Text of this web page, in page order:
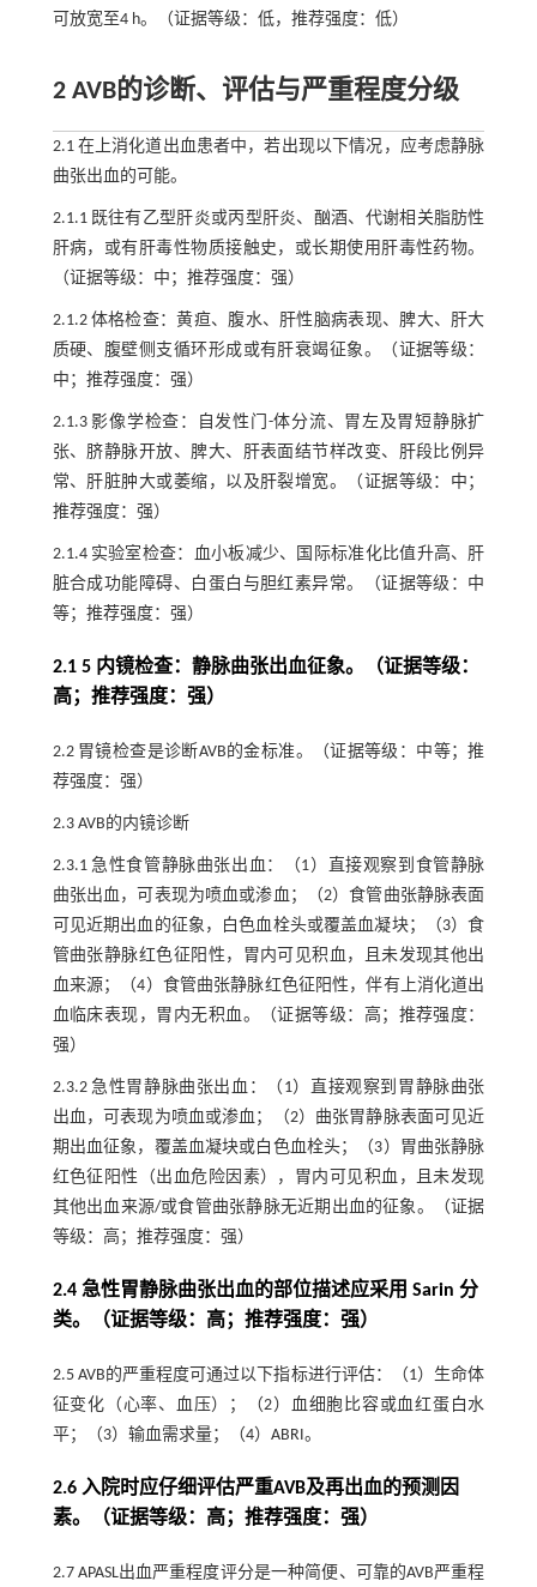
可放宽至4 h。（证据等级：低，推荐强度：低）
2 AVB的诊断、评估与严重程度分级
2.1 在上消化道出血患者中，若出现以下情况，应考虑静脉
曲张出血的可能。
2.1.1 既往有乙型肝炎或丙型肝炎、酗酒、代谢相关脂肪性
肝病，或有肝毒性物质接触史，或长期使用肝毒性药物。
（证据等级：中；推荐强度：强）
2.1.2 体格检查：黄疸、腹水、肝性脑病表现、脾大、肝大
质硬、腹壁侧支循环形成或有肝衰竭征象。（证据等级：
中；推荐强度：强）
2.1.3 影像学检查：自发性门-体分流、胃左及胃短静脉扩
张、脐静脉开放、脾大、肝表面结节样改变、肝段比例异
常、肝脏肿大或萎缩，以及肝裂增宽。（证据等级：中；
推荐强度：强）
2.1.4 实验室检查：血小板减少、国际标准化比值升高、肝
脏合成功能障碍、白蛋白与胆红素异常。（证据等级：中
等；推荐强度：强）
2.1 5 内镜检查：静脉曲张出血征象。（证据等级：
高；推荐强度：强）
2.2 胃镜检查是诊断AVB的金标准。（证据等级：中等；推
荐强度：强）
2.3 AVB的内镜诊断
2.3.1 急性食管静脉曲张出血：（1）直接观察到食管静脉
曲张出血，可表现为喷血或渗血；（2）食管曲张静脉表面
可见近期出血的征象，白色血栓头或覆盖血凝块；（3）食
管曲张静脉红色征阳性，胃内可见积血，且未发现其他出
血来源；（4）食管曲张静脉红色征阳性，伴有上消化道出
血临床表现，胃内无积血。（证据等级：高；推荐强度：
强）
2.3.2 急性胃静脉曲张出血：（1）直接观察到胃静脉曲张
出血，可表现为喷血或渗血；（2）曲张胃静脉表面可见近
期出血征象，覆盖血凝块或白色血栓头；（3）胃曲张静脉
红色征阳性（出血危险因素），胃内可见积血，且未发现
其他出血来源/或食管曲张静脉无近期出血的征象。（证据
等级：高；推荐强度：强）
2.4 急性胃静脉曲张出血的部位描述应采用 Sarin 分
类。（证据等级：高；推荐强度：强）
2.5 AVB的严重程度可通过以下指标进行评估：（1）生命体
征变化（心率、血压）；（2）血细胞比容或血红蛋白水
平；（3）输血需求量；（4）ABRI。
2.6 入院时应仔细评估严重AVB及再出血的预测因
素。（证据等级：高；推荐强度：强）
2.7 APASL出血严重程度评分是一种简便、可靠的AVB严重程